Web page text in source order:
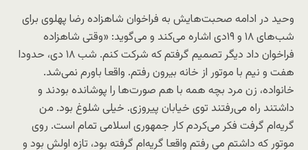
وحید در ادامه صحبت‌هایش به فراخوان شاهزاده رضا پهلوی برای
شب‌های ۱۸ و ۱۹‌دی اشاره می‌کند و می‌گوید: «وقتی شاهزاده
فراخوان داد دیگر تصمیم گرفتم که شرکت کنم. شب ۱۸ دی، حدودا
هفت و نیم با موتور از خانه بیرون رفتم. واقعا باورم نمی‌شد.
خانواده، زن مرد بچه همه با هم صورت‌ها را پوشانده بودند و
داشتند راه می‌رفتند توی خیابان پیروزی. خیلی شلوغ بود. من
گریه‌ام گرفت فکر می‌کردم کار جمهوری اسلامی تمام است. روی
موتور که داشتم می رفتم واقعا گریه‌ام گرفته بود، تازه اولش بود و